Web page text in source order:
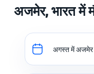
अजमेर, भारत में
अगस्त में अजमेर